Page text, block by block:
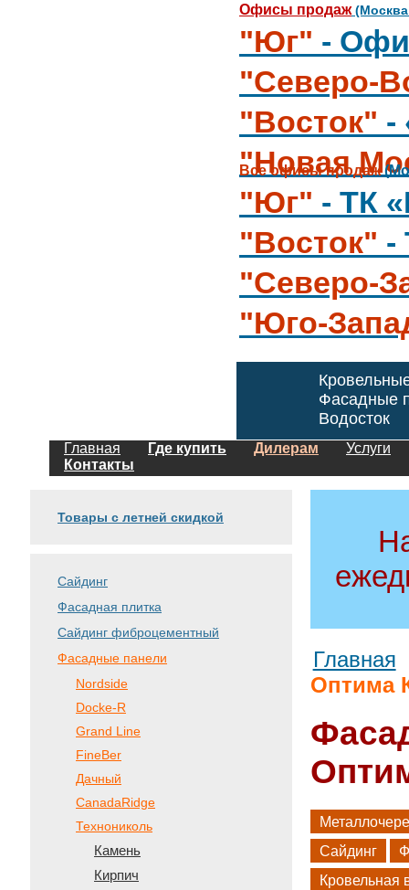
Офисы продаж(Москва
"Юг" -
"Северо-
"Восток" -
"Новая
"Юг" - ТК
"Восток" -
"Северо-
"Юго-
Все офисы продаж
Фасадные
Водосток
Главная Где купить Дилерам
Услуги
Контакты
Товары с летней скидкой
Сайдинг
Фасадная плитка
Сайдинг фиброцементный
Фасадные панели
Nordside
Docke-R
Grand Line
FineBer
Дачный
CanadaRidge
Технониколь
Камень
Кирпич
Главная
Оптима
Сайдинг
Кровельная